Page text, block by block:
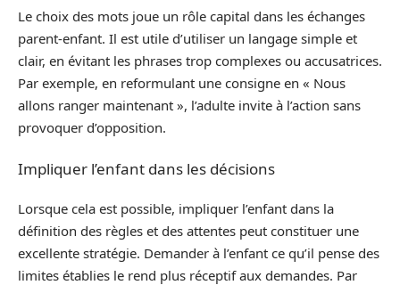
Le choix des mots joue un rôle capital dans les échanges
parent-enfant. Il est utile d’utiliser un langage simple et
clair, en évitant les phrases trop complexes ou accusatrices.
Par exemple, en reformulant une consigne en « Nous
allons ranger maintenant », l’adulte invite à l’action sans
provoquer d’opposition.
Impliquer l’enfant dans les décisions
Lorsque cela est possible, impliquer l’enfant dans la
définition des règles et des attentes peut constituer une
excellente stratégie. Demander à l’enfant ce qu’il pense des
limites établies le rend plus réceptif aux demandes. Par